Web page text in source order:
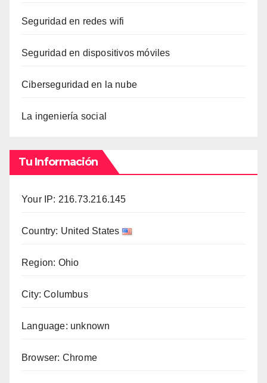
Seguridad en redes wifi
Seguridad en dispositivos móviles
Ciberseguridad en la nube
La ingeniería social
Tu Información
Your IP: 216.73.216.145
Country: United States
Region: Ohio
City: Columbus
Language: unknown
Browser: Chrome